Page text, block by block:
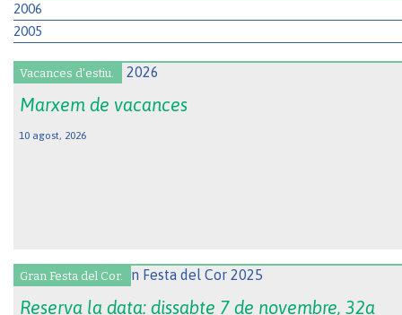
2006
2005
Vacances d'estiu.
Marxem de vacances
10 agost, 2026
Gran Festa del Cor.
Reserva la data: dissabte 7 de novembre, 32a